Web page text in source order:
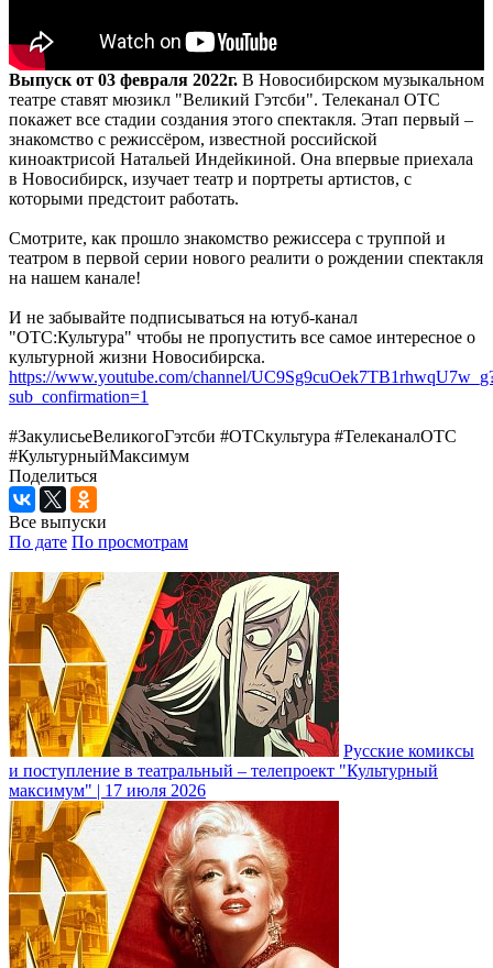
Выпуск от 03 февраля 2022г. В Новосибирском музыкальном
театре ставят мюзикл "Великий Гэтсби". Телеканал ОТС
покажет все стадии создания этого спектакля. Этап первый –
знакомство с режиссёром, известной российской
киноактрисой Натальей Индейкиной. Она впервые приехала
в Новосибирск, изучает театр и портреты артистов, с
которыми предстоит работать.
Смотрите, как прошло знакомство режиссера с труппой и
театром в первой серии нового реалити о рождении спектакля
на нашем канале!
И не забывайте подписываться на ютуб-канал
"ОТС:Культура" чтобы не пропустить все самое интересное о
культурной жизни Новосибирска.
https://www.youtube.com/channel/
sub_confirmation=1
#ЗакулисьеВеликогоГэтсби #ОТСкультура #ТелеканалОТС
#КультурныйМаксимум
Поделиться
Все выпуски
По дате По просмотрам
Русские комиксы
и поступление в театральный – телепроект "Культурный
максимум" | 17 июля 2026